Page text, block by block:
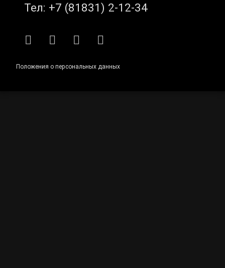
Тел: +7 (81831) 2-12-34
RSS E-mailВКонтакте
Telegram
Положения о персональных данных